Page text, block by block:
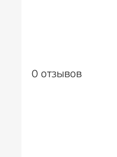
0 отзывов